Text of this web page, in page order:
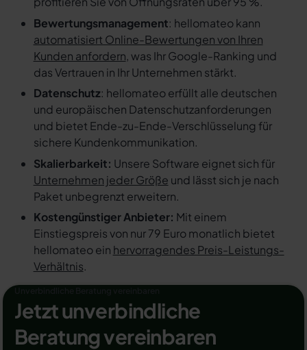
Bewertungsmanagement: hellomateo kann
automatisiert Online-Bewertungen von Ihren
Kunden anfordern, was Ihr Google-Ranking und
das Vertrauen in Ihr Unternehmen stärkt.
Datenschutz: hellomateo erfüllt alle deutschen
und europäischen Datenschutzanforderungen
und bietet Ende-zu-Ende-Verschlüsselung für
sichere Kundenkommunikation.
Skalierbarkeit: Unsere Software eignet sich für
Unternehmen jeder Größe und lässt sich je nach
Paket unbegrenzt erweitern.
Kostengünstiger Anbieter: Mit einem
Einstiegspreis von nur 79 Euro monatlich bietet
hellomateo ein hervorragendes Preis-Leistungs-
Verhältnis.
Jetzt unverbindliche
Beratung vereinbaren